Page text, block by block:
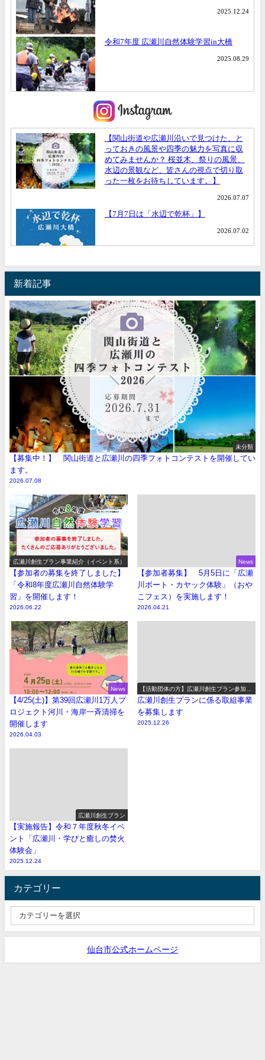
新着記事
未分類
【募集中！】 関山街道と広瀬川の四季フォトコンテストを開催してい
ます。
2026.07.08
広瀬川創生プラン事業紹介（イベント系）
【参加者の募集を終了しました】
「令和8年度広瀬川自然体験学
習」を開催します！
2026.06.22
News
【参加者募集】 5月5日に「広瀬
川ボート・カヤック体験」（おや
こフェス）を実施します！
2026.04.21
News
【4/25(土)】第39回広瀬川1万人プ
ロジェクト河川・海岸一斉清掃を
開催します
2026.04.03
【活動団体の方】広瀬川創生プラン参加事
業の募集
広瀬川創生プランに係る取組事業
を募集します
2025.12.26
広瀬川創生プラン
【実施報告】令和７年度秋冬イベ
ント「広瀬川・学びと癒しの焚火
体験会」
2025.12.24
カテゴリー
仙台市公式ホームページ